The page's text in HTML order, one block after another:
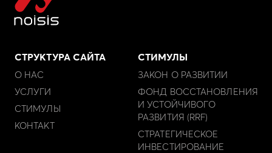
СТРУКТУРА САЙТА
О НАС
УСЛУГИ
СТИМУЛЫ
КОНТАКТ
СТИМУЛЫ
ЗАКОН О РАЗВИТИИ
ФОНД ВОССТАНОВЛЕНИЯ
И УСТОЙЧИВОГО
РАЗВИТИЯ (RRF)
СТРАТЕГИЧЕСКОЕ
ИНВЕСТИРОВАНИЕ